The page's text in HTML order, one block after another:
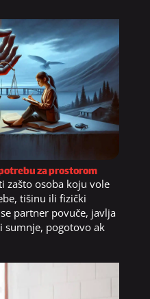
za prostorom
zašto osoba koju vole
tišinu ili fizički
partner povuče, javlja
sumnje, pogotovo ak